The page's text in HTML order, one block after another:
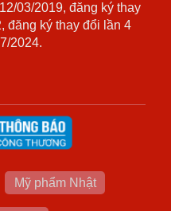
03/2019, đăng ký thay
đăng ký thay đổi lần 4
2024.
Mỹ phẩm Nhật